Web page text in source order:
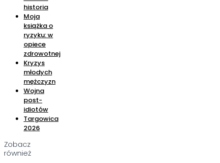
historia
Moja
książka o
ryzyku: w
opiece
zdrowotnej
Kryzys
młodych
mężczyzn
Wojna
post-
idiotów
Targowica
2026
Zobacz
również